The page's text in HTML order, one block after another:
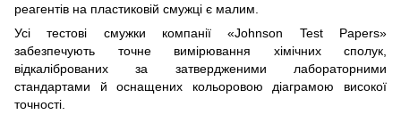
реагентів на пластиковій смужці є малим.
Усі тестові смужки компанії «Johnson Test Papers»
забезпечують точне вимірювання хімічних сполук,
відкаліброваних за затвердженими лабораторними
стандартами й оснащених кольоровою діаграмою високої
точності.